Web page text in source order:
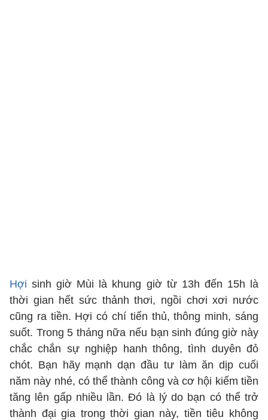
Hợi sinh giờ Mùi là khung giờ từ 13h đến 15h là
thời gian hết sức thảnh thơi, ngồi chơi xơi nước
cũng ra tiền. Hợi có chí tiến thủ, thông minh, sáng
suốt. Trong 5 tháng nữa nếu bạn sinh đúng giờ này
chắc chắn sự nghiệp hanh thông, tình duyên đỏ
chót. Bạn hãy mạnh dạn đầu tư làm ăn dịp cuối
năm này nhé, có thể thành công và cơ hội kiếm tiền
tăng lên gấp nhiều lần. Đó là lý do bạn có thể trở
thành đại gia trong thời gian này, tiền tiêu không